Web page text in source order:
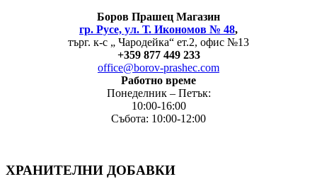
Боров Прашец Магазин
гр. Русе, ул. Т. Икономов № 48,
търг. к-с „ Чародейка“ ет.2, офис №13
+359 877 449 233
office@borov-prashec.com
Работно време
Понеделник – Петък:
10:00-16:00
Събота: 10:00-12:00
ХРАНИТЕЛНИ ДОБАВКИ